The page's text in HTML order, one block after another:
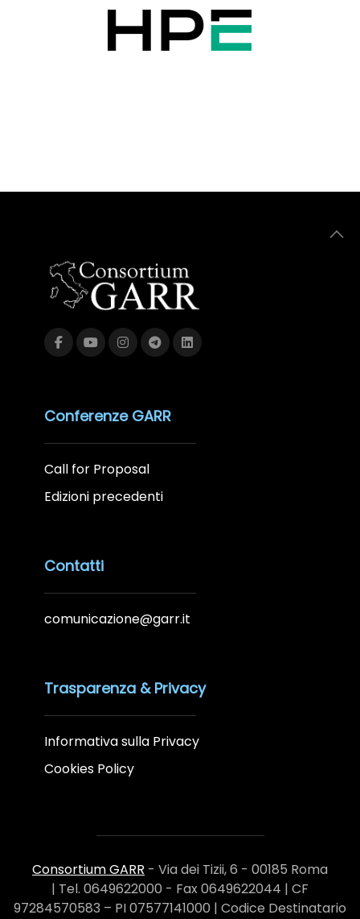
Conferenze GARR
Call for Proposal
Edizioni precedenti
Contatti
comunicazione@garr.it
Trasparenza & Privacy
Informativa sulla Privacy
Cookies Policy
Consortium GARR - Via dei Tizii, 6 - 00185 Roma
| Tel. 0649622000 - Fax 0649622044 | CF
97284570583 – PI 07577141000 | Codice Destinatario